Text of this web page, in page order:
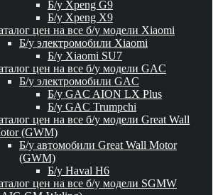
Б/у Xpeng G9
Б/у Xpeng X9
цен на все б/у модели Xiaomi
Б/у электромобили Xiaomi
Б/у Xiaomi SU7
цен на все б/у модели GAC
Б/у электромобили GAC
Б/у GAC AION LX Plus
Б/у GAC Trumpchi
цен на все б/у модели Great Wall
(GWM)
Б/у автомобили Great Wall Motor
(GWM)
Б/у Haval H6
цен на все б/у модели SGMW